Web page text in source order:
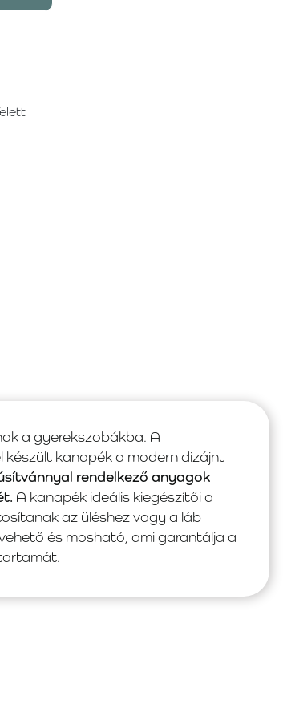
a gyerekszobákba. A
kanapék a modern dizájnt
rendelkező anyagok
A kanapék ideális kiegészítői a
az üléshez vagy a láb
és mosható, ami garantálja a